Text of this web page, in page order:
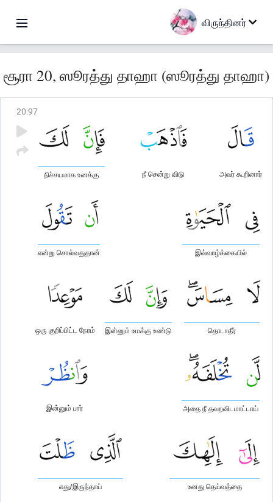
விருந்தினர்
சூரா 20, ஸூரத்து தாஹா (ஸூரத்து தாஹா)
20:97
அவர் கூறினார்
நீ சென்று விடு
நிச்சயமாக உனக்கு
இவ்வாழ்க்கையில்
என்று சொல்வதுதான்
தொடாதீர்
இன்னும் உமக்கு உண்டு
ஒரு குறிப்பிட்ட நேரம்
அதை நீ தவறவிடமாட்டாய்
இன்னும் பார்
உனது தெய்வத்தை
எது/இருந்தாய்